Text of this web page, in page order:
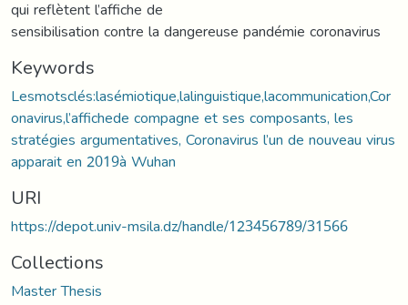
qui reflètent l’affiche de
sensibilisation contre la dangereuse pandémie coronavirus
Keywords
Lesmotsclés:lasémiotique,lalinguistique,lacommunication,Cor
onavirus,l’affichede compagne et ses composants, les
stratégies argumentatives, Coronavirus l’un de nouveau virus
apparait en 2019à Wuhan
URI
https://depot.univ-msila.dz/handle/123456789/31566
Collections
Master Thesis